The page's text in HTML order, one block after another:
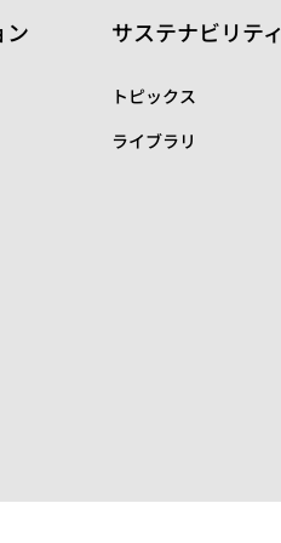
ン サステナビリティ
トピックス
ライブラリ